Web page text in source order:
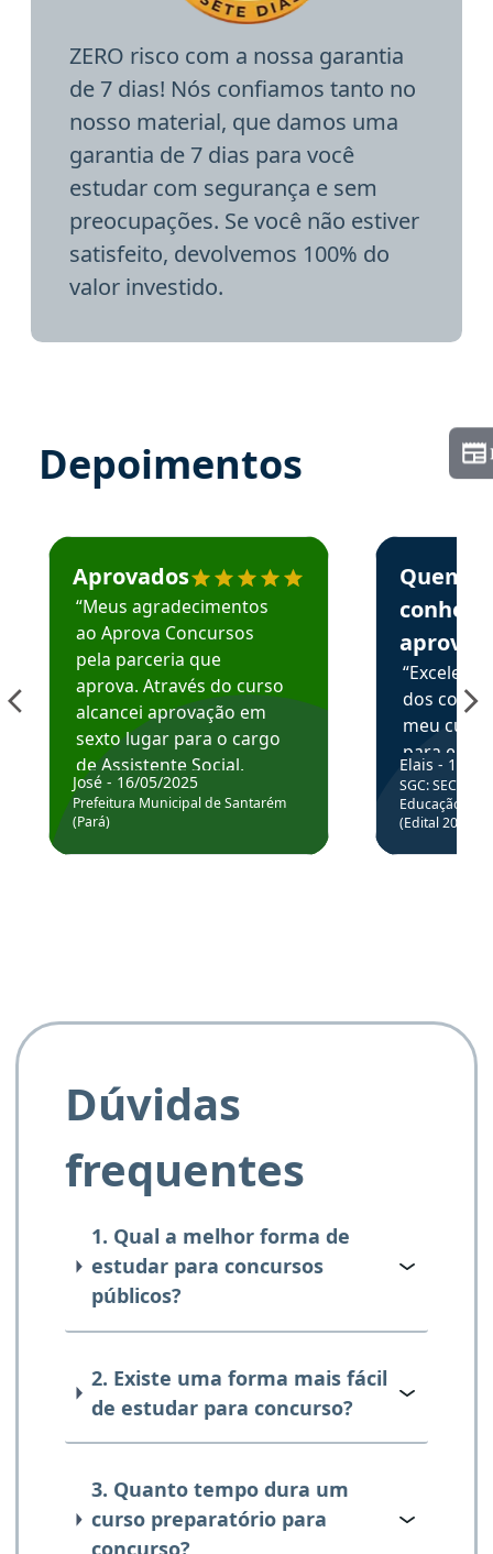
ZERO risco com a nossa garantia
de 7 dias! Nós confiamos tanto no
nosso material, que damos uma
garantia de 7 dias para você
estudar com segurança e sem
preocupações. Se você não estiver
satisfeito, devolvemos 100% do
valor investido.
Depoimentos
Estudante José recomenda o Aprova Concursos em
Aprovados
“Meus agradecimentos
ao Aprova Concursos
pela parceria que
aprova. Através do curso
alcancei aprovação em
sexto lugar para o cargo
de Assistente Social.
Hoje estou atuando na
Prefeitura de Santarém.
José - 16/05/2025
Prefeitura Municipal de Santarém
(Pará)
Estudante
Quem
aprova
dos
meu
para
colocar
através
de
Elais - 15/
SGC: SEC BA
Educação
(Edital
Dúvidas
frequentes
1. Qual a melhor forma de
estudar para concursos
públicos?
2. Existe uma forma mais fácil
de estudar para concurso?
3. Quanto tempo dura um
curso preparatório para